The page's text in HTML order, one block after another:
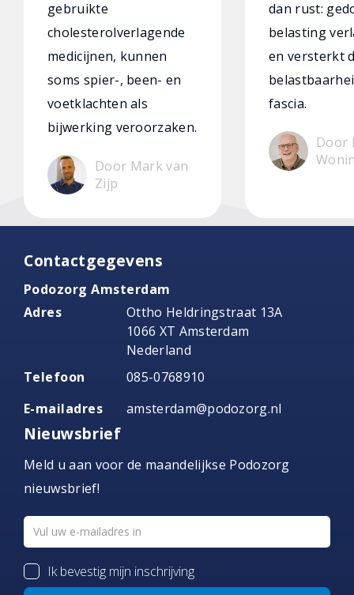
gebruikte
cholesterolverlagende
medicijnen, kunnen
soms spier-, been- en
voetklachten als
bijwerking veroorzaken.
Door Mark van
Zijp
dan rust:
belasting
en versterkt
fascia.
Door
Contactgegevens
Podozorg Amsterdam
Adres
Ottho Heldringstraat 13A
1066 XT Amsterdam
Nederland
Telefoon
085-0768910
E-mailadres
amsterdam@podozorg.nl
Nieuwsbrief
Meld u aan voor de maandelijkse Podozorg
nieuwsbrief!